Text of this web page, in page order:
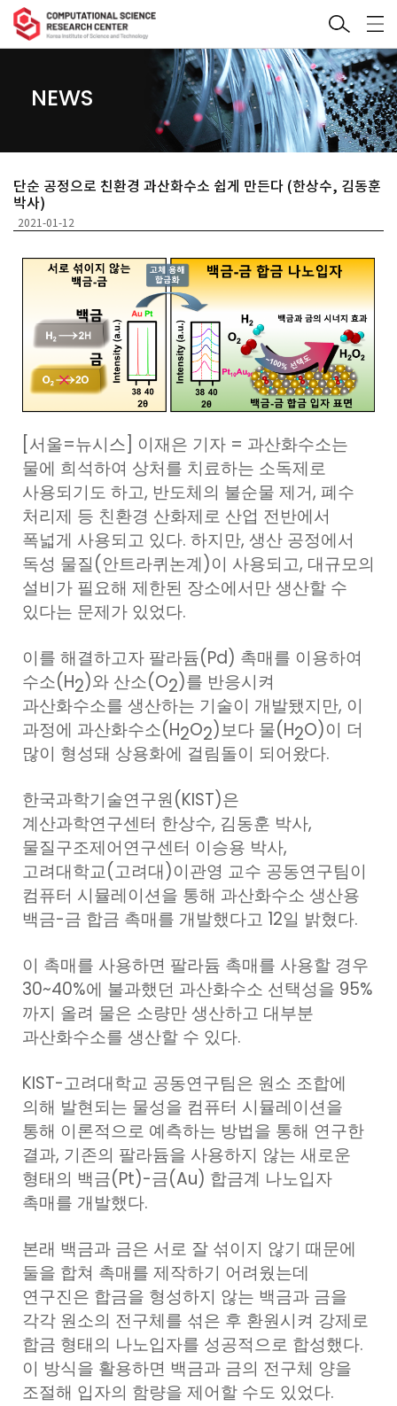
NEWS
단순 공정으로 친환경 과산화수소 쉽게 만든다 (한상수, 김동훈
박사)
2021-01-12
[서울=뉴시스] 이재은 기자 = 과산화수소는
물에 희석하여 상처를 치료하는 소독제로
사용되기도 하고, 반도체의 불순물 제거, 폐수
처리제 등 친환경 산화제로 산업 전반에서
폭넓게 사용되고 있다. 하지만, 생산 공정에서
독성 물질(안트라퀴논계)이 사용되고, 대규모의
설비가 필요해 제한된 장소에서만 생산할 수
있다는 문제가 있었다.
이를 해결하고자 팔라듐(Pd) 촉매를 이용하여
수소(H2)와 산소(O2)를 반응시켜
과산화수소를 생산하는 기술이 개발됐지만, 이
과정에 과산화수소(H2O2)보다 물(H2O)이 더
많이 형성돼 상용화에 걸림돌이 되어왔다.
한국과학기술연구원(KIST)은
계산과학연구센터 한상수, 김동훈 박사,
물질구조제어연구센터 이승용 박사,
고려대학교(고려대)이관영 교수 공동연구팀이
컴퓨터 시뮬레이션을 통해 과산화수소 생산용
백금-금 합금 촉매를 개발했다고 12일 밝혔다.
이 촉매를 사용하면 팔라듐 촉매를 사용할 경우
30~40%에 불과했던 과산화수소 선택성을 95%
까지 올려 물은 소량만 생산하고 대부분
과산화수소를 생산할 수 있다.
KIST-고려대학교 공동연구팀은 원소 조합에
의해 발현되는 물성을 컴퓨터 시뮬레이션을
통해 이론적으로 예측하는 방법을 통해 연구한
결과, 기존의 팔라듐을 사용하지 않는 새로운
형태의 백금(Pt)-금(Au) 합금계 나노입자
촉매를 개발했다.
본래 백금과 금은 서로 잘 섞이지 않기 때문에
둘을 합쳐 촉매를 제작하기 어려웠는데
연구진은 합금을 형성하지 않는 백금과 금을
각각 원소의 전구체를 섞은 후 환원시켜 강제로
합금 형태의 나노입자를 성공적으로 합성했다.
이 방식을 활용하면 백금과 금의 전구체 양을
조절해 입자의 함량을 제어할 수도 있었다.